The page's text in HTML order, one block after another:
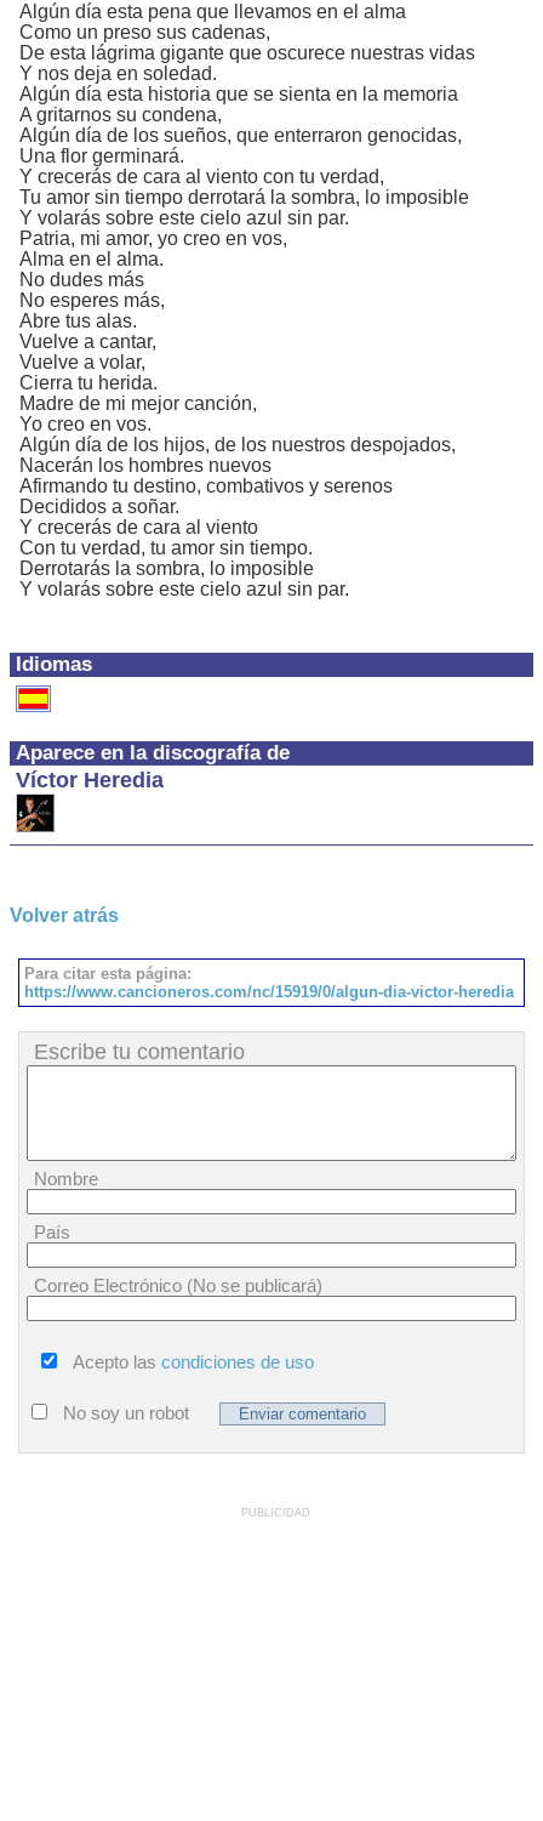
Idiomas
Aparece en la discografía de
Víctor Heredia
Algún día esta pena que llevamos en el alma
Como un preso sus cadenas,
De esta lágrima gigante que oscurece nuestras vidas
Y nos deja en soledad.
Algún día esta historia que se sienta en la memoria
A gritarnos su condena,
Algún día de los sueños, que enterraron genocidas,
Una flor germinará.
Y crecerás de cara al viento con tu verdad,
Tu amor sin tiempo derrotará la sombra, lo imposible
Y volarás sobre este cielo azul sin par.
Patria, mi amor, yo creo en vos,
Alma en el alma.
No dudes más
No esperes más,
Abre tus alas.
Vuelve a cantar,
Vuelve a volar,
Cierra tu herida.
Madre de mi mejor canción,
Yo creo en vos.
Algún día de los hijos, de los nuestros despojados,
Nacerán los hombres nuevos
Afirmando tu destino, combativos y serenos
Decididos a soñar.
Y crecerás de cara al viento
Con tu verdad, tu amor sin tiempo.
Derrotarás la sombra, lo imposible
Y volarás sobre este cielo azul sin par.
Volver atrás
Para citar esta página:
https://www.cancioneros.com/nc/15919/0/algun-dia-victor-heredia
Escribe tu comentario
Nombre
País
Correo Electrónico (No se publicará)
Acepto las condiciones de uso
No soy un robot
PUBLICIDAD